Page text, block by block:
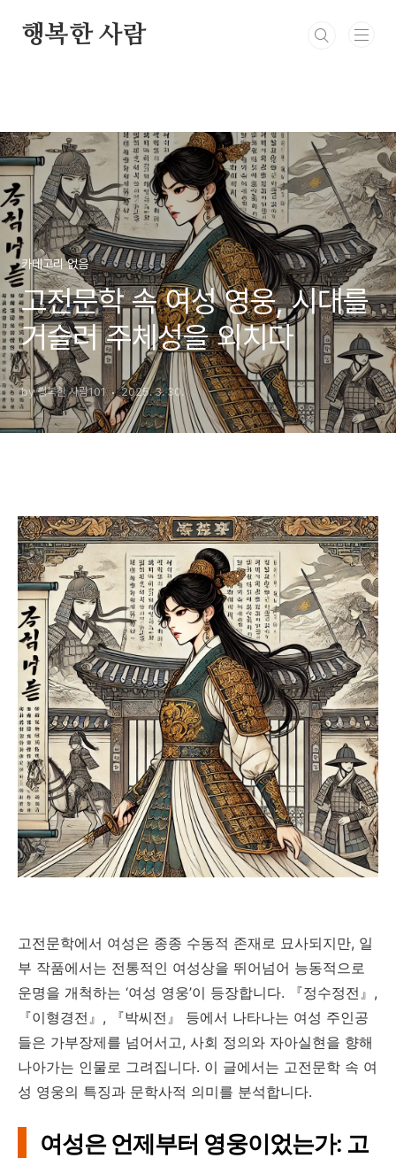
행복한 사람
카테고리 없음
고전문학 속 여성 영웅, 시대를
거슬러 주체성을 외치다
by 행복한 사람101 2025. 3. 30.
고전문학에서 여성은 종종 수동적 존재로 묘사되지만, 일
부 작품에서는 전통적인 여성상을 뛰어넘어 능동적으로
운명을 개척하는 ‘여성 영웅’이 등장합니다. 『정수정전』,
『이형경전』, 『박씨전』 등에서 나타나는 여성 주인공
들은 가부장제를 넘어서고, 사회 정의와 자아실현을 향해
나아가는 인물로 그려집니다. 이 글에서는 고전문학 속 여
성 영웅의 특징과 문학사적 의미를 분석합니다.
여성은 언제부터 영웅이었는가: 고